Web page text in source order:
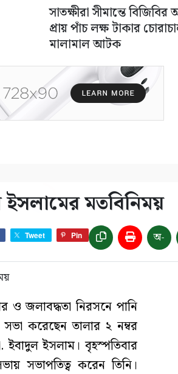
সাতক্ষীরা সীমান্তে বিজিবির
প্রায় পাঁচ লক্ষ টাকার
মালামাল আটক
ইসলামের মতবিনিময়
Tweet Pin অ-
ও জলাবদ্ধতা নিরসনে পানি
সভা করেছেন তালার ২ নম্বর
ইবাদুল ইসলাম। বৃহস্পতিবার
সভাপতিত্ব করেন তিনি।